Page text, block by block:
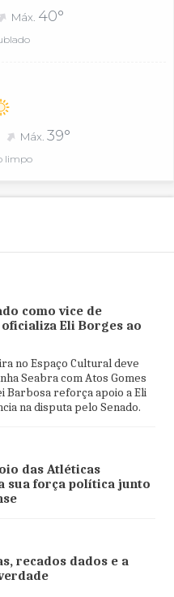
Máx. 40°
Máx.39°
limpo
como vice de
Eli Borges ao
no Espaço Cultural deve
Seabra com Atos Gomes
Barbosa reforça apoio a Eli
na disputa pelo Senado.
das Atléticas
sua força política junto
recados dados e a